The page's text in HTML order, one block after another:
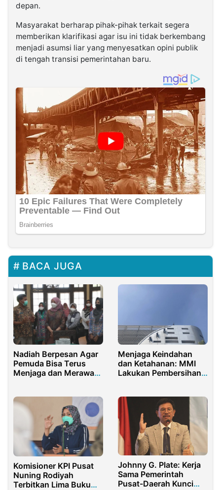
depan.
Masyarakat berharap pihak-pihak terkait segera
memberikan klarifikasi agar isu ini tidak berkembang
menjadi asumsi liar yang menyesatkan opini publik
di tengah transisi pemerintahan baru.
BACA JUGA
Nadiah Berpesan Agar
Pemuda Bisa Terus
Menjaga dan Merawat
Menjaga Keindahan
dan Ketahanan: MMI
Lakukan Pembersihan
Komisioner KPI Pusat
Nuning Rodiyah
Terbitkan Lima Buku
Johnny G. Plate: Kerja
Sama Pemerintah
Pusat-Daerah Kunci